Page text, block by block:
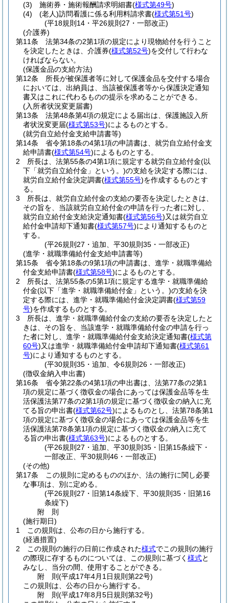
(3)
施術券・施術報酬請求明細書(様式第49号)
(4)
(老人)訪問看護に係る利用料請求書(様式第51号)
(平18規則14・平26規則27・一部改正)
(介護券)
第11条
法第34条の2第1項の規定により現物給付を行うこと
を決定したときは、介護券(様式第52号)を交付して行わな
ければならない。
(保護金品の支給方法)
第12条
所長が被保護者等に対して保護金品を交付する場合
においては、出納員は、当該被保護者等から保護決定通知
書又はこれに代わるものの提示を求めることができる。
(入所者状況変更届書)
第13条
法第48条第4項の規定による届出は、保護施設入所
者状況変更届(様式第53号)によるものとする。
(就労自立給付金支給申請書等)
第14条
省令第18条の4第1項の申請書は、就労自立給付金支
給申請書(様式第54号)によるものとする。
2
所長は、法第55条の4第1項に規定する就労自立給付金(以
下「就労自立給付金」という。)の支給を決定する際には、
就労自立給付金決定調書(様式第55号)を作成するものとす
る。
3
所長は、就労自立給付金の支給の要否を決定したときは、
その旨を、当該就労自立給付金の申請を行った者に対し、
就労自立給付金支給決定通知書(様式第56号)又は就労自立
給付金申請却下通知書(様式第57号)により通知するものと
する。
(平26規則27・追加、平30規則35・一部改正)
(進学・就職準備給付金支給申請書等)
第15条
省令第18条の9第1項の申請書は、進学・就職準備給
付金支給申請書(様式第58号)によるものとする。
2
所長は、法第55条の5第1項に規定する進学・就職準備給
付金(以下「進学・就職準備給付金」という。)の支給を決
定する際には、進学・就職準備給付金決定調書(様式第59
号)を作成するものとする。
3
所長は、進学・就職準備給付金の支給の要否を決定したと
きは、その旨を、当該進学・就職準備給付金の申請を行っ
た者に対し、進学・就職準備給付金支給決定通知書(様式第
60号)又は進学・就職準備給付金申請却下通知書(様式第61
号)により通知するものとする。
(平30規則35・追加、令6規則26・一部改正)
(徴収金納入申出書)
第16条
省令第22条の4第1項の申出書は、法第77条の2第1
項の規定に基づく徴収金の場合にあっては保護金品等を生
活保護法第77条の2第1項の規定に基づく徴収金の納入に充
てる旨の申出書(様式第62号)によるものとし、法第78条第1
項の規定に基づく徴収金の場合にあっては保護金品等を生
活保護法第78条第1項の規定に基づく徴収金の納入に充て
る旨の申出書(様式第63号)によるものとする。
(平26規則27・追加、平30規則35・旧第15条繰下・
一部改正、平30規則46・一部改正)
(その他)
第17条
この規則に定めるもののほか、法の施行に関し必要
な事項は、別に定める。
(平26規則27・旧第14条繰下、平30規則35・旧第16
条繰下)
附 則
(施行期日)
1
この規則は、公布の日から施行する。
(経過措置)
2
この規則の施行の日前に作成された様式でこの規則の施行
の際現に存するものについては、この規則に基づく 様式と
みなし、当分の間、使用することができる。
附 則(平成17年4月1日規則第22号)
この規則は、公布の日から施行する。
附 則(平成17年8月5日規則第32号)